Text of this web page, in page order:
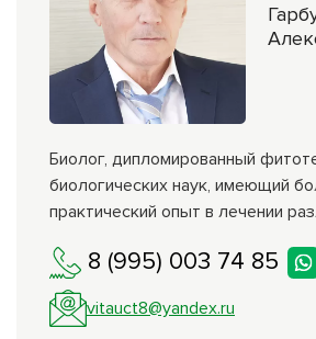
Биолог, дипломированный
биологических наук, имеющий
практический опыт в лечении
8 (995) 003 74 85
vitauct8@yandex.ru